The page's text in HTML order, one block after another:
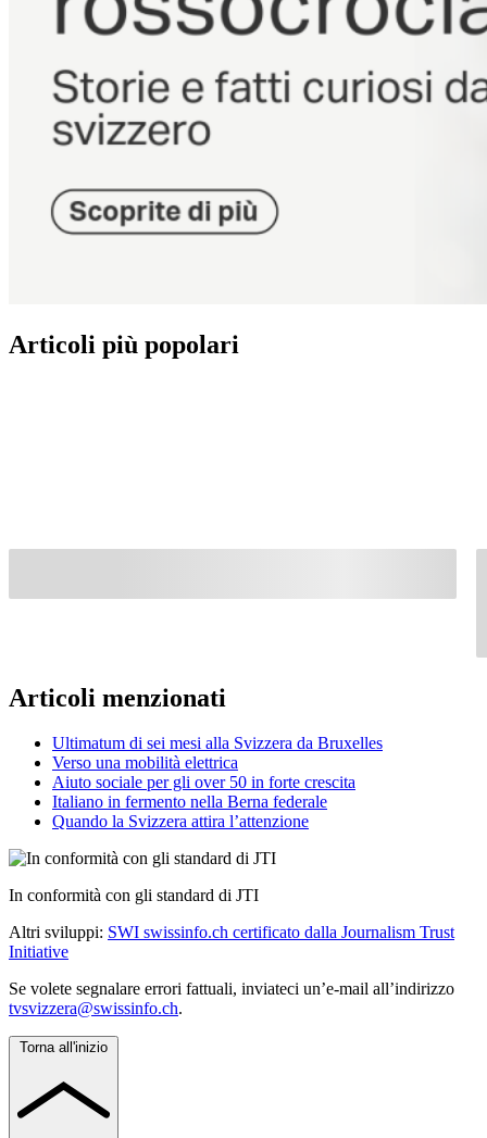
Articoli più popolari
Articoli menzionati
Ultimatum di sei mesi alla Svizzera da Bruxelles
Verso una mobilità elettrica
Aiuto sociale per gli over 50 in forte crescita
Italiano in fermento nella Berna federale
Quando la Svizzera attira l’attenzione
In conformità con gli standard di JTI
Altri sviluppi: SWI swissinfo.ch certificato dalla Journalism Trust
Initiative
Se volete segnalare errori fattuali, inviateci un’e-mail all’indirizzo
tvsvizzera@swissinfo.ch.
Torna all'inizio